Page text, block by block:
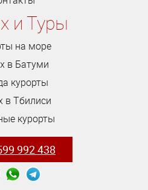
и Туры
на море
в Батуми
курорты
в Тбилиси
курорты
992 438